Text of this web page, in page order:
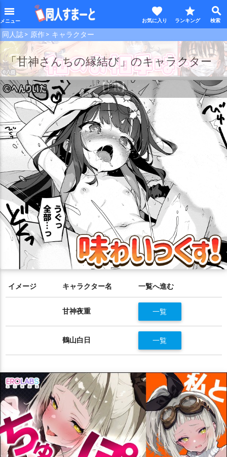
menu search
star
favorite
同人誌 原作 キャラクター
「甘神さんちの縁結び」のキャラクター
イメージ キャラクター名 一覧へ進む
甘神夜重 一覧
鶴山白日 一覧
【PR】